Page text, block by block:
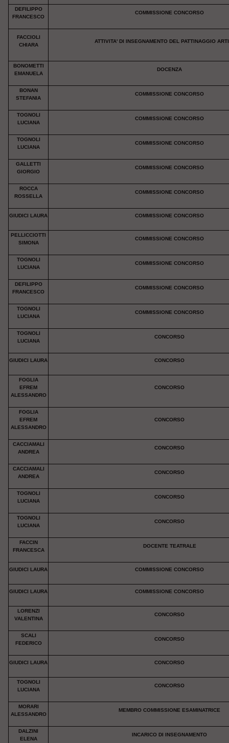
DEFILIPPO
FRANCESCO
COMMISSIONE CONCORSO
FACCIOLI
CHIARA
ATTIVITA' DI INSEGNAMENTO DEL PATTINAGGIO
BONOMETTI
EMANUELA
DOCENZA
BONAN
STEFANIA
COMMISSIONE CONCORSO
TOGNOLI
LUCIANA
COMMISSIONE CONCORSO
TOGNOLI
LUCIANA
COMMISSIONE CONCORSO
GALLETTI
GIORGIO
COMMISSIONE CONCORSO
ROCCA
ROSSELLA
COMMISSIONE CONCORSO
GIUDICI LAURA COMMISSIONE CONCORSO
PELLICCIOTTI
SIMONA
COMMISSIONE CONCORSO
TOGNOLI
LUCIANA
COMMISSIONE CONCORSO
DEFILIPPO
FRANCESCO
COMMISSIONE CONCORSO
TOGNOLI
LUCIANA
COMMISSIONE CONCORSO
TOGNOLI
LUCIANA
CONCORSO
GIUDICI LAURA CONCORSO
FOGLIA
EFREM
ALESSANDRO
CONCORSO
FOGLIA
EFREM
ALESSANDRO
CONCORSO
CACCIAMALI
ANDREA
CONCORSO
CACCIAMALI
ANDREA
CONCORSO
TOGNOLI
LUCIANA
CONCORSO
TOGNOLI
LUCIANA
CONCORSO
FACCIN
FRANCESCA
DOCENTE TEATRALE
GIUDICI LAURA COMMISSIONE CONCORSO
GIUDICI LAURA COMMISSIONE CONCORSO
LORENZI
VALENTINA
CONCORSO
SCALI
FEDERICO
CONCORSO
GIUDICI LAURA CONCORSO
TOGNOLI
LUCIANA
CONCORSO
MORARI
ALESSANDRO
MEMBRO COMMISSIONE ESAMINATRICE
DALZINI
ELENA
INCARICO DI INSEGNAMENTO